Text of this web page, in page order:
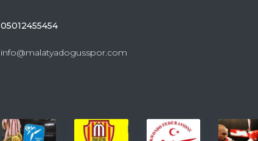
05012455454
info@malatyadogusspor.com